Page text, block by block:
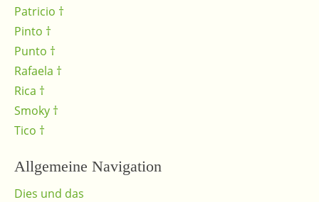
Patricio †
Pinto †
Punto †
Rafaela †
Rica †
Smoky †
Tico †
Allgemeine Navigation
Dies und das